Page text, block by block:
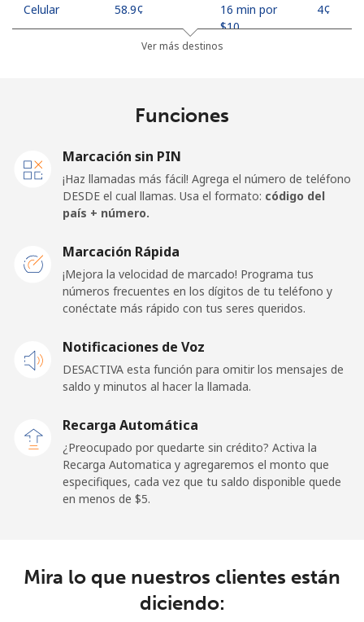
Celular ⁦58.9¢⁩
16 min por
⁦$10⁩
⁦4¢⁩
⁦32.5¢⁩
30 min por
Celular
⁦$10⁩
Línea fija ⁦1.5¢⁩
665 min por
⁦$10⁩
Ghana
Línea fija ⁦33.9¢⁩
⁦$10⁩
⁦27.5¢⁩
36 min por
-
⁦$10⁩
Ver más destinos
Funciones
Marcación sin PIN
¡Haz llamadas más fácil! Agrega el número de teléfono
DESDE el cual llamas. Usa el formato: código del
país + número.
Marcación Rápida
¡Mejora la velocidad de marcado! Programa tus
números frecuentes en los dígitos de tu teléfono y
conéctate más rápido con tus seres queridos.
Notificaciones de Voz
DESACTIVA esta función para omitir los mensajes de
saldo y minutos al hacer la llamada.
Recarga Automática
¿Preocupado por quedarte sin crédito? Activa la
Recarga Automatica y agregaremos el monto que
especifiques, cada vez que tu saldo disponible quede
en menos de ⁦$5⁩.
Mira lo que nuestros clientes están
diciendo: